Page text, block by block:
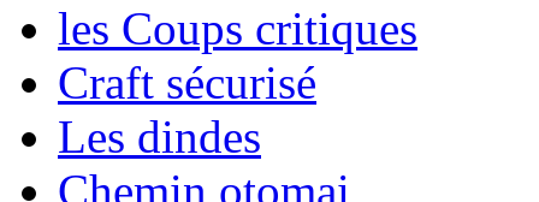
les Coups critiques
Craft sécurisé
Les dindes
Chemin otomai